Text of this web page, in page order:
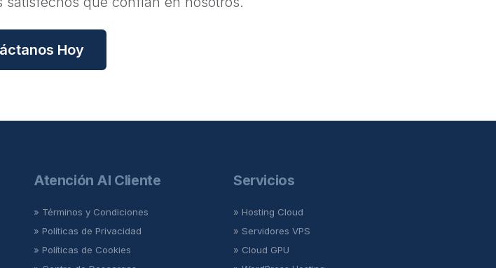
Hoy
Atención Al Cliente
» Términos y Condiciones
» Políticas de Privacidad
» Políticas de Cookies
Servicios
» Hosting Cloud
» Servidores VPS
» Cloud GPU